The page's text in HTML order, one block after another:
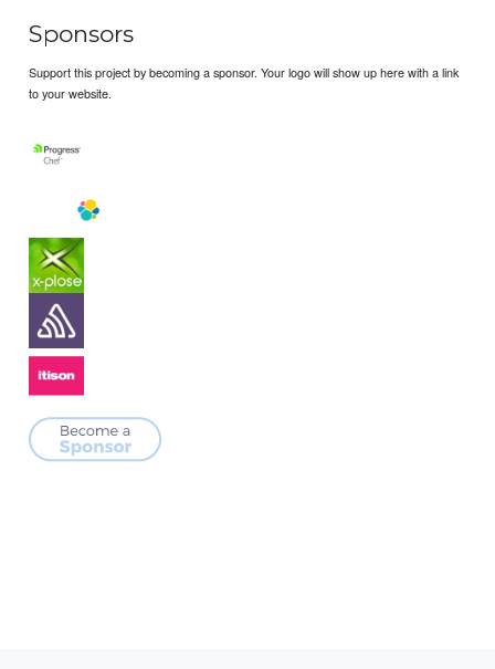
Sponsors
Support this project by becoming a sponsor. Your logo will show up here with a link
to your website.